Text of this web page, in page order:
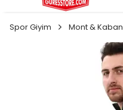
Spor Giyim Mont & Kaban